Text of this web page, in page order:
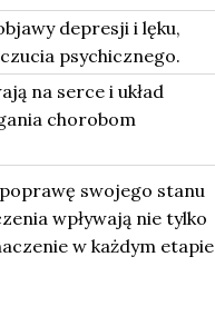
depresji i lęku,
psychicznego.
na serce i układ
chorobom
swojego stanu
wpływają nie tylko
w każdym etapie